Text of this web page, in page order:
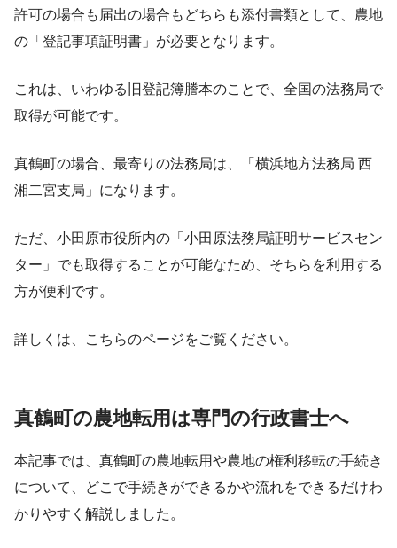
許可の場合も届出の場合もどちらも添付書類として、農地
の「登記事項証明書」が必要となります。
これは、いわゆる旧登記簿謄本のことで、全国の法務局で
取得が可能です。
真鶴町の場合、最寄りの法務局は、「横浜地方法務局 西
湘二宮支局」になります。
ただ、小田原市役所内の「小田原法務局証明サービスセン
ター」でも取得することが可能なため、そちらを利用する
方が便利です。
詳しくは、こちらのページをご覧ください。
真鶴町の農地転用は専門の行政書士へ
本記事では、真鶴町の農地転用や農地の権利移転の手続き
について、どこで手続きができるかや流れをできるだけわ
かりやすく解説しました。